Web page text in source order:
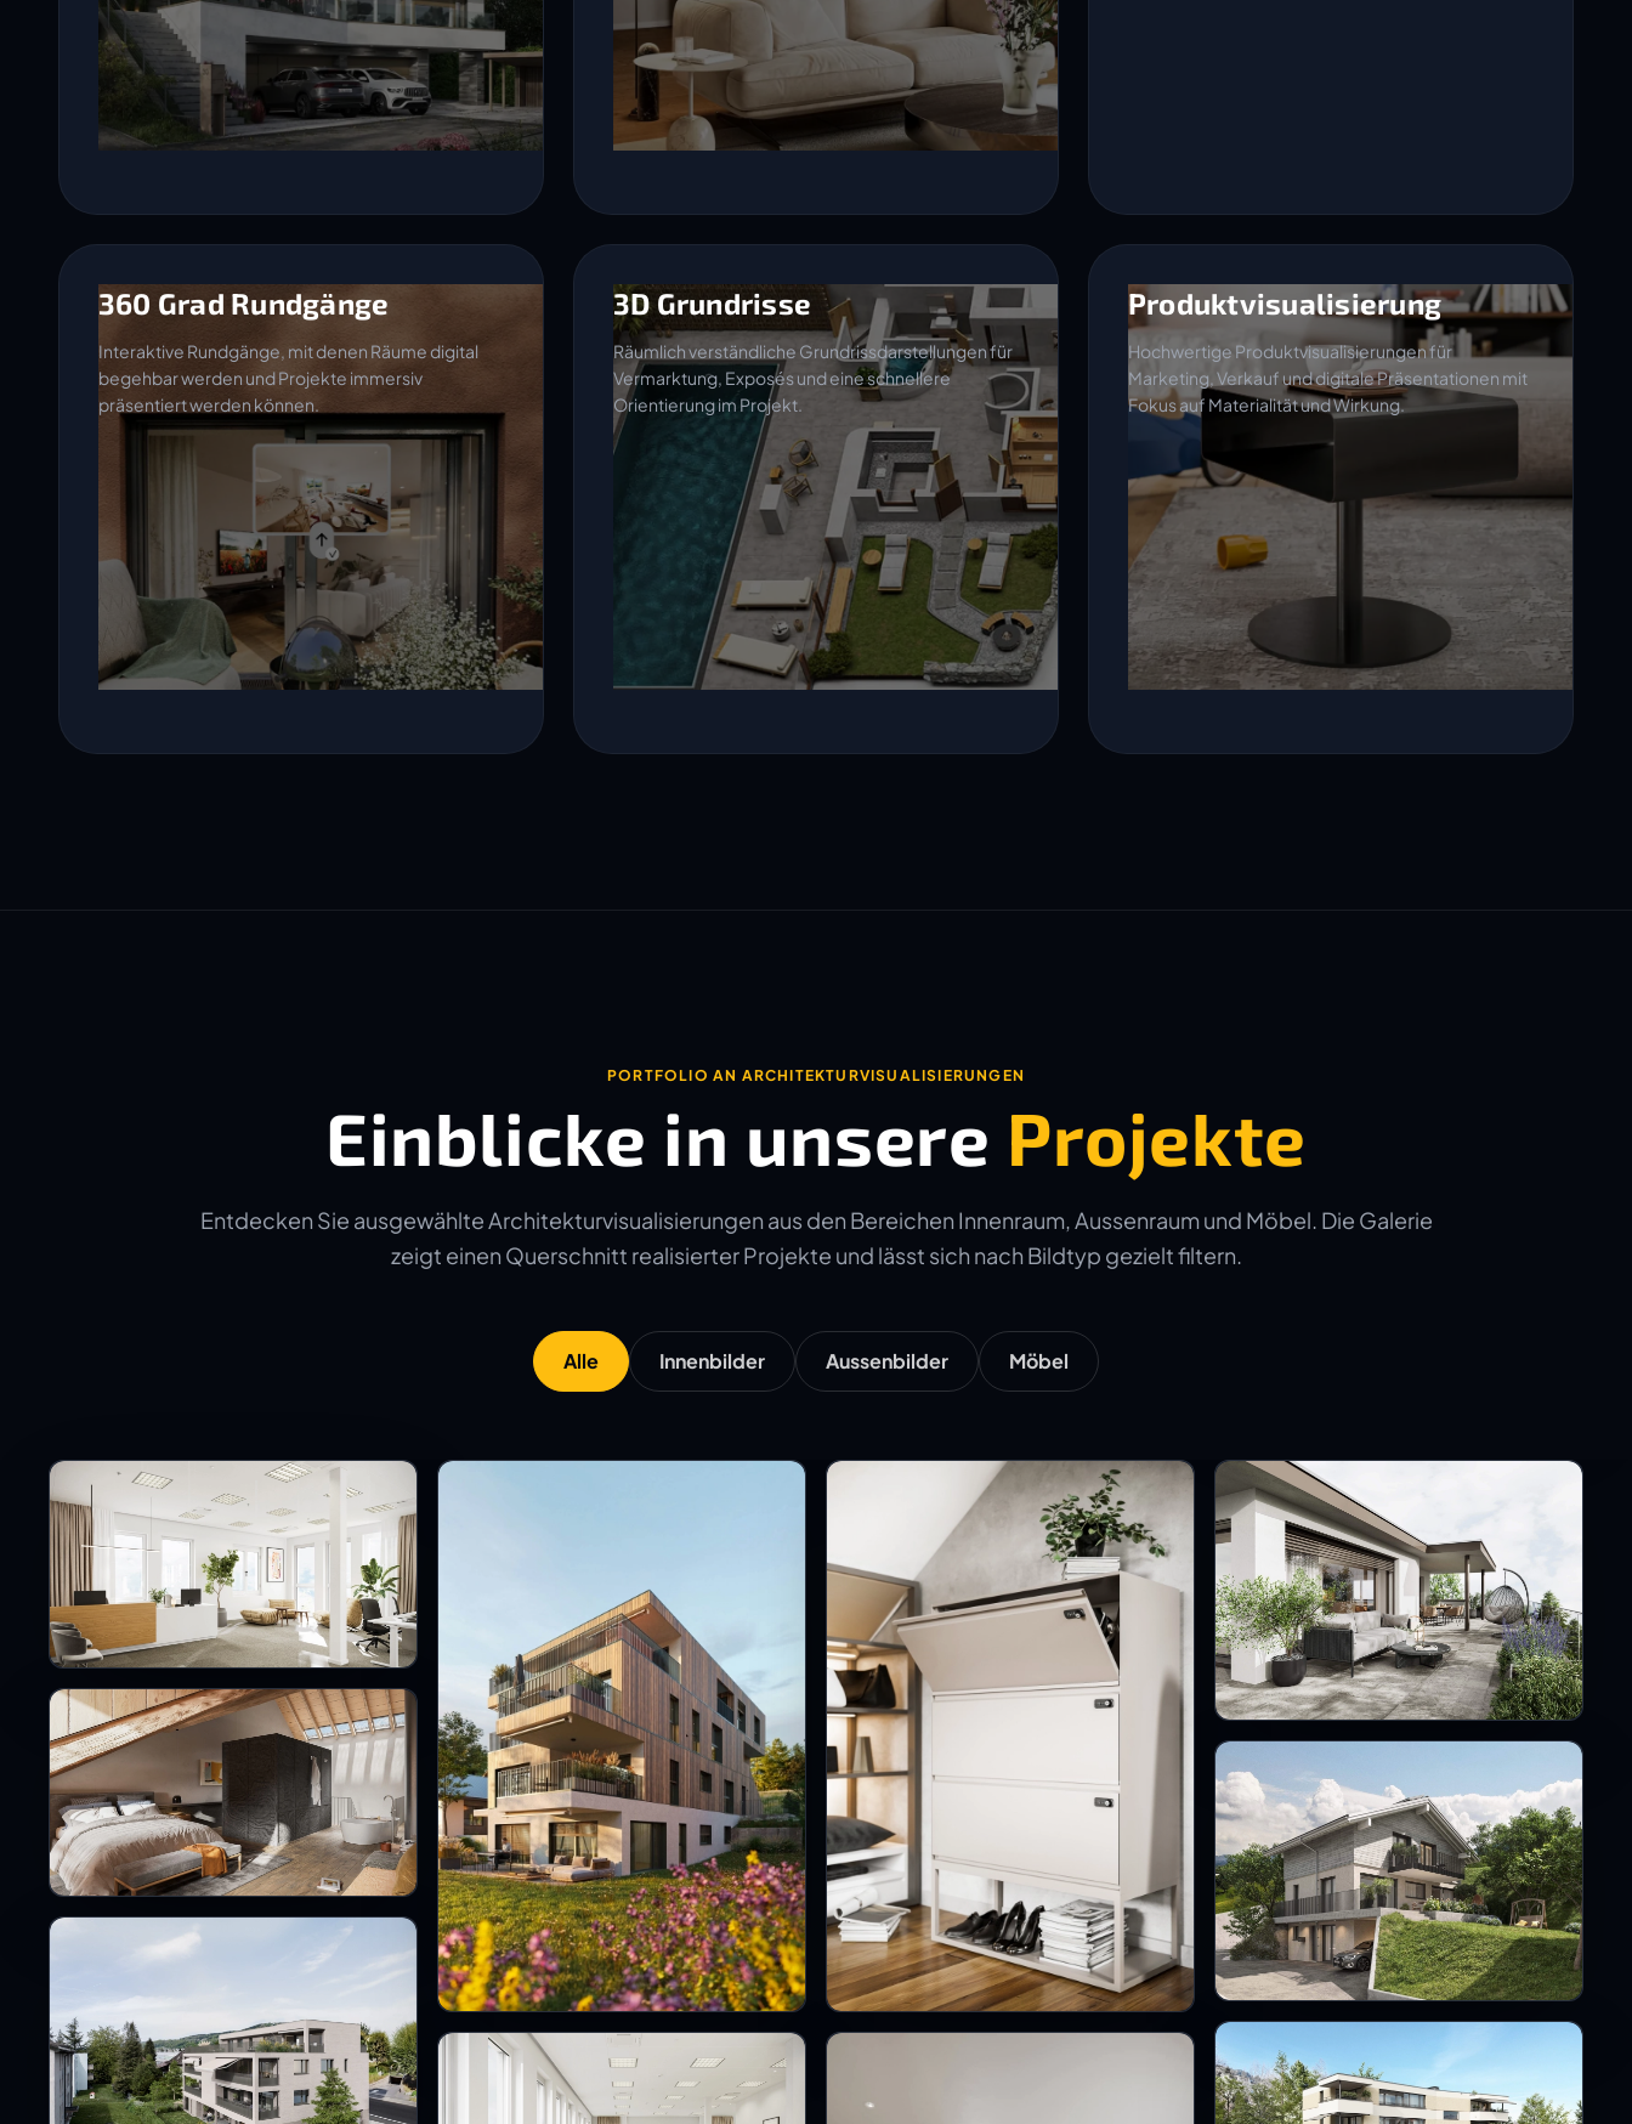
360 Grad Rundgänge
Interaktive Rundgänge, mit denen Räume digital
begehbar werden und Projekte immersiv
präsentiert werden können.
3D Grundrisse
Räumlich verständliche Grundrissdarstellungen für
Vermarktung, Exposés und eine schnellere
Orientierung im Projekt.
Produktvisualisierung
Hochwertige Produktvisualisierungen für
Marketing, Verkauf und digitale Präsentationen mit
Fokus auf Materialität und Wirkung.
PORTFOLIO AN ARCHITEKTURVISUALISIERUNGEN
Einblicke in unsere Projekte
Entdecken Sie ausgewählte Architekturvisualisierungen aus den Bereichen Innenraum, Aussenraum und Möbel. Die Galerie
zeigt einen Querschnitt realisierter Projekte und lässt sich nach Bildtyp gezielt filtern.
Alle Innenbilder Aussenbilder Möbel